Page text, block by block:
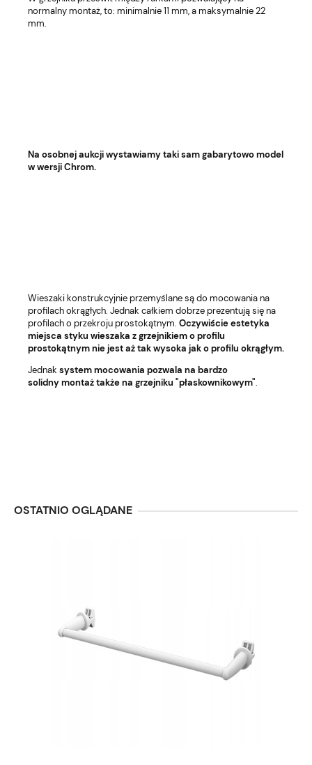
normalny montaż, to: minimalnie 11 mm, a maksymalnie 22
mm.
Na osobnej aukcji wystawiamy taki sam gabarytowo model
w wersji Chrom.
Wieszaki konstrukcyjnie przemyślane są do mocowania na
profilach okrągłych. Jednak całkiem dobrze prezentują się na
profilach o przekroju prostokątnym. Oczywiście estetyka
miejsca styku wieszaka z grzejnikiem o profilu
prostokątnym nie jest aż tak wysoka jak o profilu okrągłym.
Jednak system mocowania pozwala na bardzo
solidnymontaż także na grzejniku "płaskownikowym".
OSTATNIO OGLĄDANE